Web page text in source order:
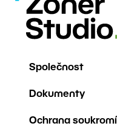
Společnost
Dokumenty
Ochrana soukromí